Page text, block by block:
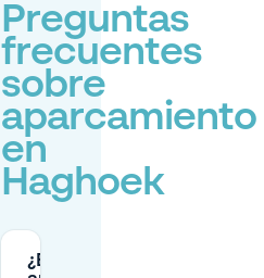
Preguntas
frecuentes
sobre
aparcamiento
en
Haghoek
¿Es gratis